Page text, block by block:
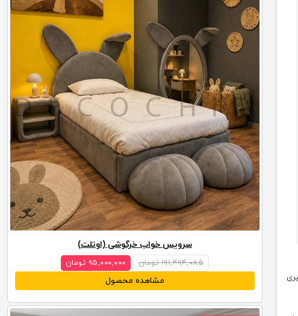
سرویس خواب خرگوشی (اوتلت)
۱۹۱,۴۹۴,۰۸۵ تومان ۹۵,۰۰۰,۰۰۰ تومان
مشاهده محصول